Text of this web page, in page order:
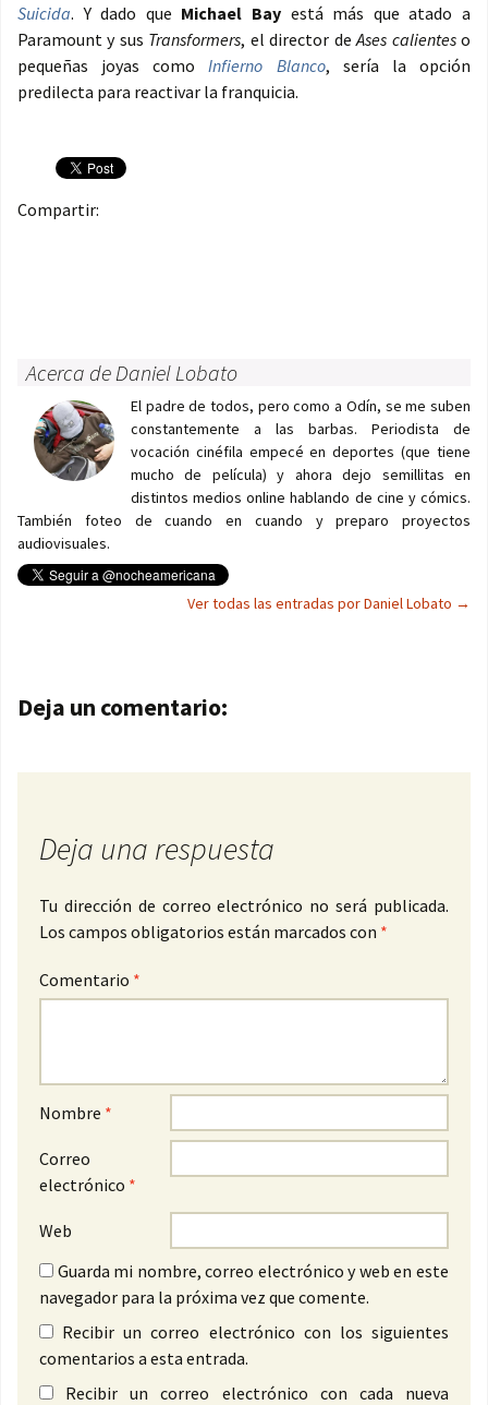
Suicida. Y dado que Michael Bay está más que atado a
Paramount y sus Transformers, el director deAses calienteso
pequeñas joyas comoInfierno Blanco, sería la opción
predilecta para reactivar la franquicia.
Compartir:
Acerca de Daniel Lobato
El padre de todos, pero como a Odín, se me suben
constantemente a las barbas. Periodista de
vocación cinéfila empecé en deportes (que tiene
mucho de película) y ahora dejo semillitas en
distintos medios online hablando de cine y cómics.
También foteo de cuando en cuando y preparo proyectos
audiovisuales.
Ver todas las entradas por Daniel Lobato →
Navegación de entradas
Deja un comentario:
Deja una respuesta
Tu dirección de correo electrónico no será publicada.
Los campos obligatorios están marcados con *
Comentario *
Nombre *
Correo
electrónico *
Web
Guarda mi nombre, correo electrónico y web en este
navegador para la próxima vez que comente.
Recibir un correo electrónico con los siguientes
comentarios a esta entrada.
Recibir un correo electrónico con cada nueva